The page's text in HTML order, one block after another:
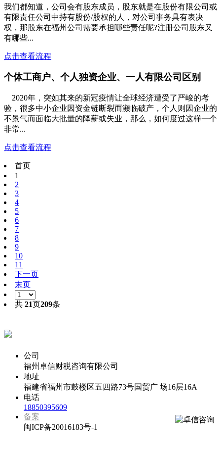
我们都知道，公司会有股东成员，股东就是在股份有限公司或
有限责任公司中持有股份/股权的人，对公司事务具有表决
权，那股东在福州公司需要承担哪些责任呢?注册公司股东又
有哪些...
点击查看流程
个体工商户、个人独资企业、一人有限公司区别
2020年，突如其来的新冠疫情让全球经济遭受了严峻的考
验，很多中小企业因资金链断裂而濒临破产，个人则因企业的
不景气而面临大批量的降薪或失业，那么，如何度过这样一个
非常...
点击查看流程
首页
1
2
3
4
5
6
7
8
9
10
11
下一页
末页
共 21页209条
公司
福州卓信财税咨询有限公司
地址
福建省福州市鼓楼区五四路73号国贸广 场16层16A
电话
18850395609
备案
闽ICP备20016183号-1